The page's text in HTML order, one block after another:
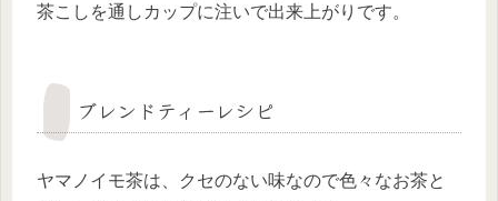
茶こしを通しカップに注いで出来上がりです。
ブレンドティーレシピ
ヤマノイモ茶は、クセのない味なので色々なお茶と